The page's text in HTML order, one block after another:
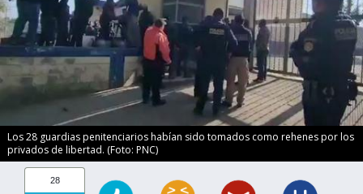
Los 28 guardias penitenciarios habían sido tomados como rehenes por los
privados de libertad. (Foto: PNC)
28